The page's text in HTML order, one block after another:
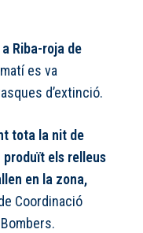
Riba-roja de
es va
d’extinció.
tota la nit de
produït els relleus
en la zona,
Coordinació